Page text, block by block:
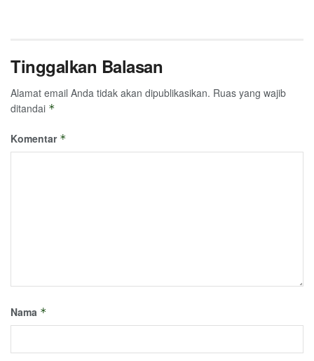
Tinggalkan Balasan
Alamat email Anda tidak akan dipublikasikan. Ruas yang wajib
ditandai *
Komentar *
Nama *